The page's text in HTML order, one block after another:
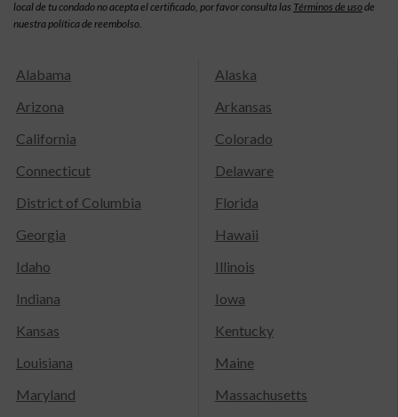
local de tu condado no acepta el certificado, por favor consulta las Términos de usode
nuestra política de reembolso.
Alabama
Alaska
Arizona
Arkansas
California
Colorado
Connecticut
Delaware
District of Columbia
Florida
Georgia
Hawaii
Idaho
Illinois
Indiana
Iowa
Kansas
Kentucky
Louisiana
Maine
Maryland
Massachusetts